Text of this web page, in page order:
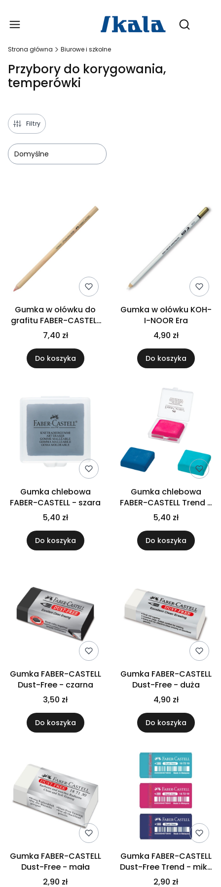
Otwórz
Strona główna Biurowe i szkolne
Przybory do korygowania,
temperówki
Filtry
Domyślne
Gumka w ołówku do
grafitu FABER-CASTELL
Perfection
7,40 zł
Do koszyka
Gumka w ołówku KOH-
I-NOOR Era
4,90 zł
Do koszyka
Gumka chlebowa
FABER-CASTELL - szara
5,40 zł
Do koszyka
Gumka chlebowa
FABER-CASTELL Trend -
miks kolorów
5,40 zł
Do koszyka
Gumka FABER-CASTELL
Dust-Free - czarna
3,50 zł
Do koszyka
Gumka FABER-CASTELL
Dust-Free - duża
4,90 zł
Do koszyka
Gumka FABER-CASTELL
Dust-Free - mała
2,90 zł
Gumka FABER-CASTELL
Dust-Free Trend - miks
kolorów
2,90 zł